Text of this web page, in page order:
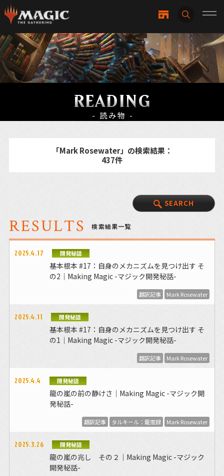
READING
- 読み物 -
「Mark Rosewater」の検索結果：
437件
SEARCH
RESULTS 検索結果一覧
2025.4.17 開発秘話
基本根本 #17：自身のメカニズムを見つけ出す そ
の2｜Making Magic -マジック開発秘話-
翻訳記事 Mark Rosewater
2025.4.11 開発秘話
基本根本 #17：自身のメカニズムを見つけ出す そ
の1｜Making Magic -マジック開発秘話-
翻訳記事 Mark Rosewater
2025.4.4 開発秘話
龍の嵐の前の静けさ｜Making Magic -マジック開
発秘話-
翻訳記事 タルキール：龍嵐録 Mark Rosewater
2025.3.26 開発秘話
龍の嵐の兆し その２｜Making Magic -マジック
開発秘話-